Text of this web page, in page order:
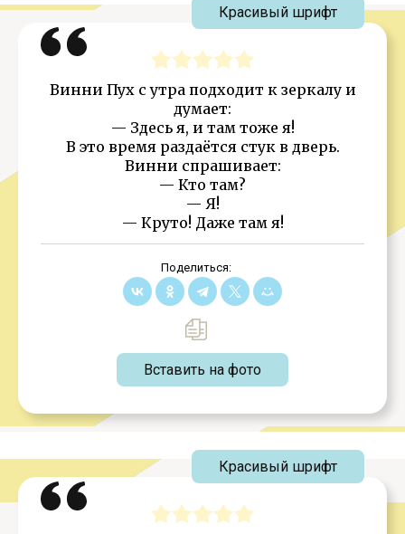
Винни Пух с утра подходит к зеркалу и
думает:
— Здесь я, и там тоже я!
В это время раздаётся стук в дверь.
Винни спрашивает:
— Кто там?
— Я!
— Круто! Даже там я!
Поделиться:
Вставить на фото
Красивый шрифт
Красивый шрифт